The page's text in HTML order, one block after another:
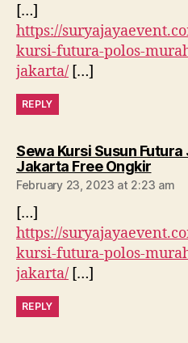
[…]
https://
kursi-futura-polos-
jakarta/ […]
REPLY
Sewa Kursi Susun
Jakarta Free Ongkirsays:
February 23, 2023 at 2:23 am
[…]
https://
kursi-futura-polos-
jakarta/ […]
REPLY